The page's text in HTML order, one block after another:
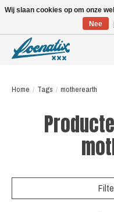
Home / Tags / motherearth
Wij slaan cookies op om onze
Nee